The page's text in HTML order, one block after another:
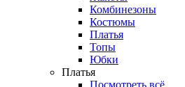
Комбинезоны
Костюмы
Платья
Топы
Юбки
Платья
Посмотреть всё